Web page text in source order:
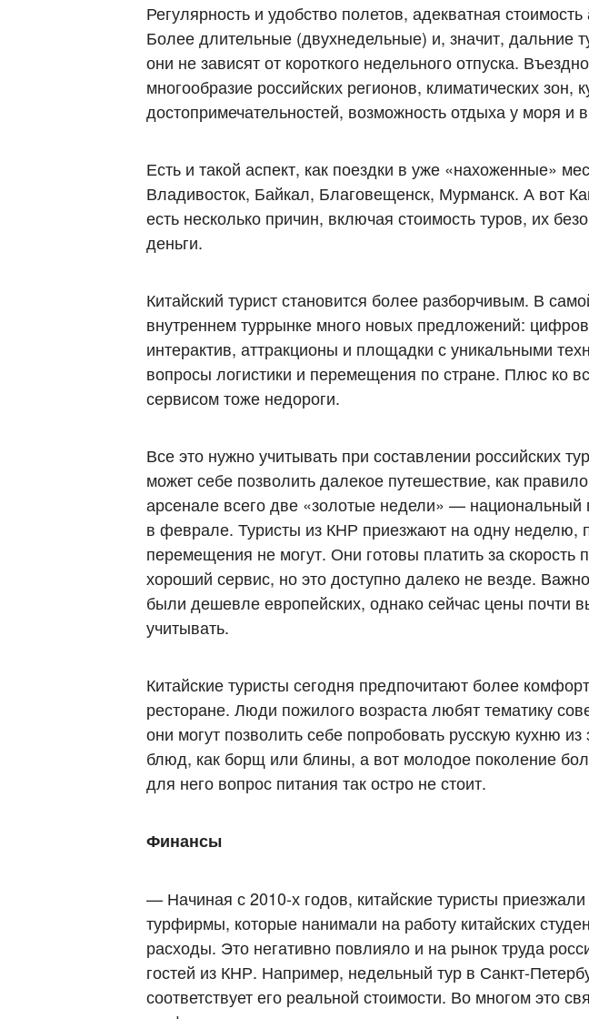
Регулярность и удобство полетов, адекватная
Более длительные (двухнедельные) и, значит, дальние
они не зависят от короткого недельного отпуска.
многообразие российских регионов, климатических зон,
достопримечательностей, возможность отдыха у моря и
Есть и такой аспект, как поездки в уже «нахоженные»
Владивосток, Байкал, Благовещенск, Мурманск. А вот
есть несколько причин, включая стоимость туров, их
деньги.
Китайский турист становится более разборчивым. В
внутреннем туррынке много новых предложений:
интерактив, аттракционы и площадки с уникальными
вопросы логистики и перемещения по стране. Плюс ко
сервисом тоже недороги.
Все это нужно учитывать при составлении российских
может себе позволить далекое путешествие, как
арсенале всего две «золотые недели» — национальный
в феврале. Туристы из КНР приезжают на одну неделю,
перемещения не могут. Они готовы платить за
хороший сервис, но это доступно далеко не везде.
были дешевле европейских, однако сейчас цены почти
учитывать.
Китайские туристы сегодня предпочитают более
ресторане. Люди пожилого возраста любят тематику
они могут позволить себе попробовать русскую кухню
блюд, как борщ или блины, а вот молодое поколение
для него вопрос питания так остро не стоит.
Финансы
— Начиная с 2010-х годов, китайские туристы
турфирмы, которые нанимали на работу китайских
расходы. Это негативно повлияло и на рынок труда
гостей из КНР. Например, недельный тур в Санкт-
соответствует его реальной стоимости. Во многом это